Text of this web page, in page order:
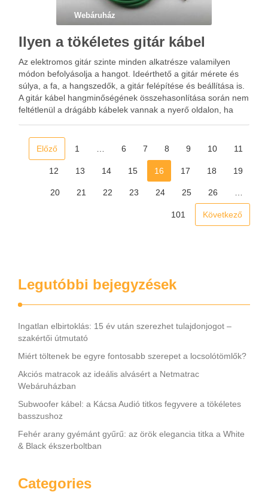
Webáruház
Ilyen a tökéletes gitár kábel
Az elektromos gitár szinte minden alkatrésze valamilyen
módon befolyásolja a hangot. Ideérthető a gitár mérete és
súlya, a fa, a hangszedők, a gitár felépítése és beállítása is.
A gitár kábel hangminőségének összehasonlítása során nem
feltétlenül a drágább kábelek vannak a nyerő oldalon, ha
Előző 1 6 7 8 9 10 11
12 13 14 15 16 17 18 19
20 21 22 23 24 25 26
101 Következő
Legutóbbi bejegyzések
Ingatlan elbirtoklás: 15 év után szerezhet tulajdonjogot –
szakértői útmutató
Miért töltenek be egyre fontosabb szerepet a locsolótömlők?
Akciós matracok az ideális alvásért a Netmatrac
Webáruházban
Subwoofer kábel: a Kácsa Audió titkos fegyvere a tökéletes
basszushoz
Fehér arany gyémánt gyűrű: az örök elegancia titka a White
& Black ékszerboltban
Categories